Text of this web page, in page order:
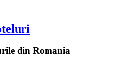
din Romania